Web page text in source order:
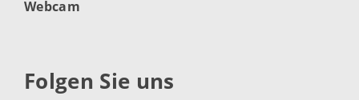
Webcam
Folgen Sie uns